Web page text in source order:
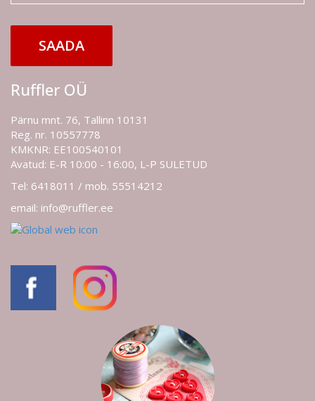
SAADA
Ruffler OÜ
Pärnu mnt. 76, Tallinn 10131
Reg. nr. 10557778
KMKNR: EE100540101
Avatud: E-R 10:00 - 16:00, L-P SULETUD
Tel: 6418011 / mob. 55514212
email: info@ruffler.ee